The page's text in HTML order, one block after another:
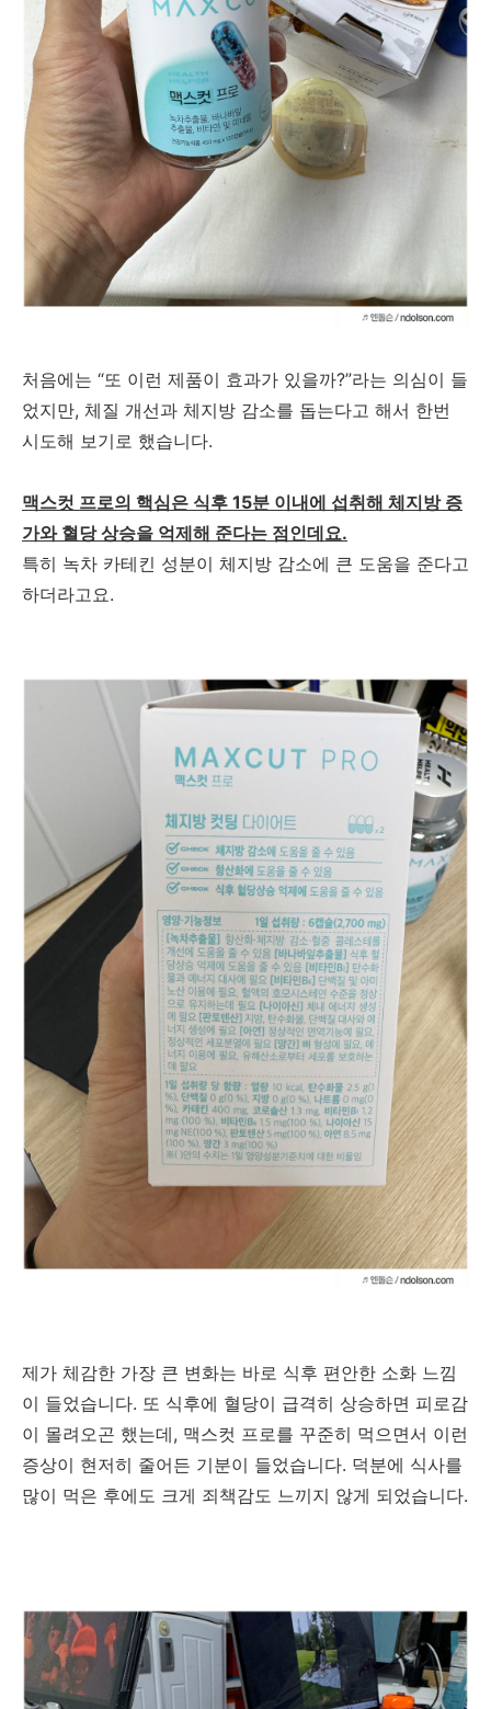
처음에는 “또 이런 제품이 효과가 있을까?”라는 의심이 들
었지만, 체질 개선과 체지방 감소를 돕는다고 해서 한번
시도해 보기로 했습니다.
맥스컷 프로의 핵심은 식후 15분 이내에 섭취해 체지방 증
가와 혈당 상승을 억제해 준다는 점인데요.
특히 녹차 카테킨 성분이 체지방 감소에 큰 도움을 준다고
하더라고요.
제가 체감한 가장 큰 변화는 바로 식후 편안한 소화 느낌
이 들었습니다. 또 식후에 혈당이 급격히 상승하면 피로감
이 몰려오곤 했는데, 맥스컷 프로를 꾸준히 먹으면서 이런
증상이 현저히 줄어든 기분이 들었습니다. 덕분에 식사를
많이 먹은 후에도 크게 죄책감도 느끼지 않게 되었습니다.